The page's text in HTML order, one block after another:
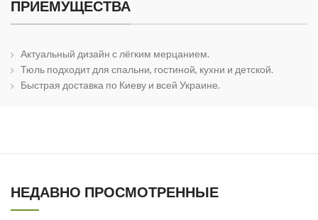
ПРИЕМУЩЕСТВА
Актуальный дизайн с лёгким мерцанием.
Тюль подходит для спальни, гостиной, кухни и детской.
Быстрая доставка по Киеву и всей Украине.
НЕДАВНО ПРОСМОТРЕННЫЕ